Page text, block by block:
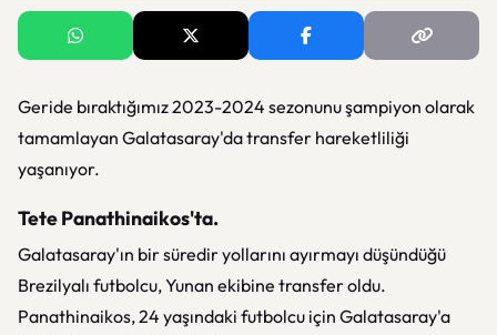
Geride bıraktığımız 2023-2024 sezonunu şampiyon olarak
tamamlayan Galatasaray'da transfer hareketliliği
yaşanıyor.
Tete Panathinaikos'ta.
Galatasaray'ın bir süredir yollarını ayırmayı düşündüğü
Brezilyalı futbolcu, Yunan ekibine transfer oldu.
Panathinaikos, 24 yaşındaki futbolcu için Galatasaray'a